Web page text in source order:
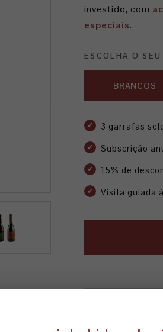
investido, com
especiais.
ESCOLHA O
BRANCOS
3 garrafas
Subscrição
15% de
Visita guiada